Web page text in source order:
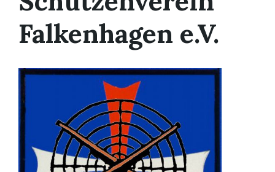
Falkenhagen e.V.